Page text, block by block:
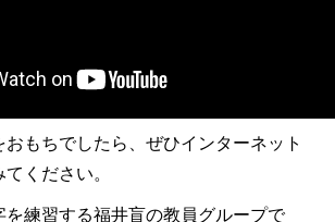
おもちでしたら、ぜひインターネット
ください。
を練習する福井盲の教員グループで